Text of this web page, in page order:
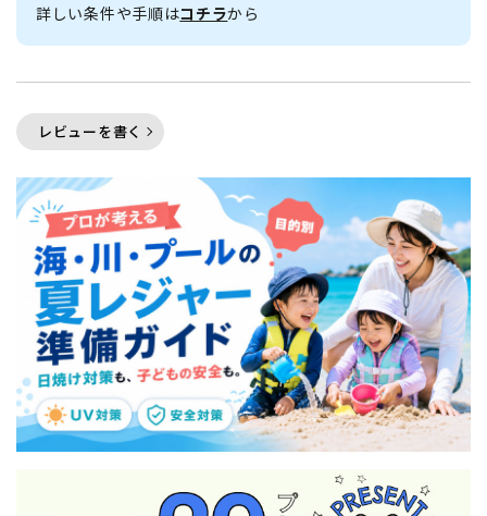
詳しい条件や手順はコチラから
レビューを書く